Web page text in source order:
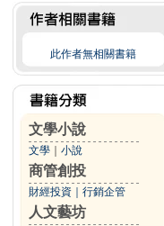
此作者無相關書籍
文學小說
文學 小說
商管創投
財經投資 行銷企管
人文藝坊